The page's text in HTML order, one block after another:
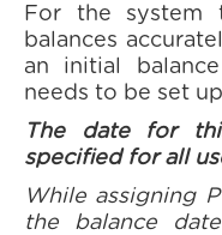
For the system
balances
an initial
needs to be set
The date for
specified for all
While assigning
the balance